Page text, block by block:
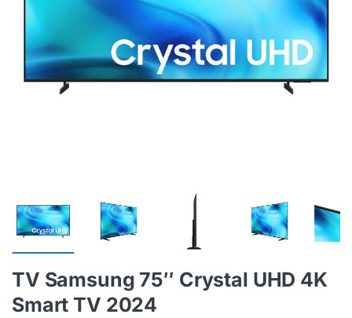
TV Samsung 75″ Crystal UHD 4K
Smart TV 2024